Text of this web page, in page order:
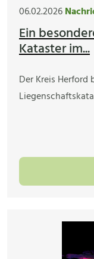
06.02.2026
Ein
Kataster im...
Der Kreis